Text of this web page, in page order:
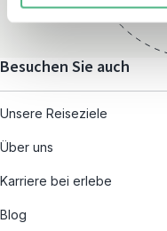
Besuchen Sie auch
Unsere Reiseziele
Über uns
Karriere bei erlebe
Blog